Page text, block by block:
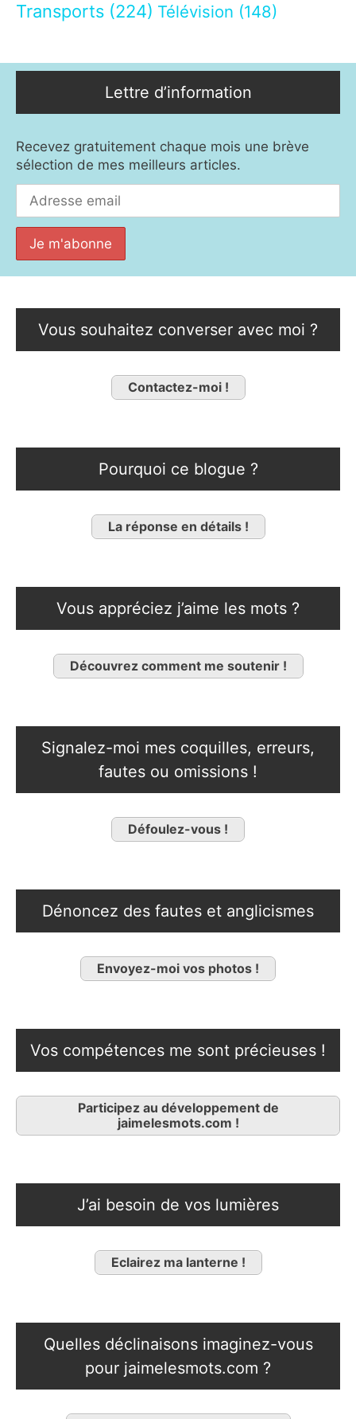
Transports (224) Télévision (148)
Lettre d’information
Recevez gratuitement chaque mois une brève
sélection de mes meilleurs articles.
Vous souhaitez converser avec moi ?
Contactez-moi !
Pourquoi ce blogue ?
La réponse en détails !
Vous appréciez j’aime les mots ?
Découvrez comment me soutenir !
Signalez-moi mes coquilles, erreurs,
fautes ou omissions !
Défoulez-vous !
Dénoncez des fautes et anglicismes
Envoyez-moi vos photos !
Vos compétences me sont précieuses !
Participez au développement de
jaimelesmots.com !
J’ai besoin de vos lumières
Eclairez ma lanterne !
Quelles déclinaisons imaginez-vous
pour jaimelesmots.com ?